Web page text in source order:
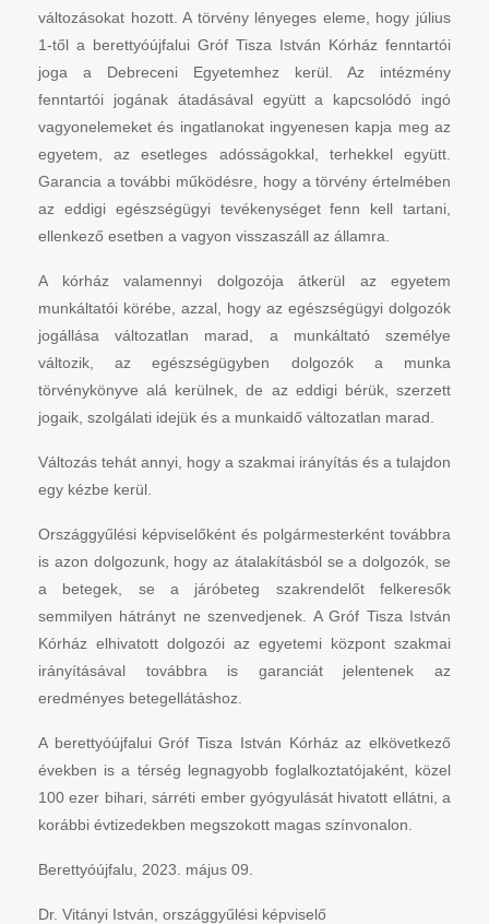
változásokat hozott. A törvény lényeges eleme, hogy július
1-től a berettyóújfalui Gróf Tisza István Kórház fenntartói
joga a Debreceni Egyetemhez kerül. Az intézmény
fenntartói jogának átadásával együtt a kapcsolódó ingó
vagyonelemeket és ingatlanokat ingyenesen kapja meg az
egyetem, az esetleges adósságokkal, terhekkel együtt.
Garancia a további működésre, hogy a törvény értelmében
az eddigi egészségügyi tevékenységet fenn kell tartani,
ellenkező esetben a vagyon visszaszáll az államra.
A kórház valamennyi dolgozója átkerül az egyetem
munkáltatói körébe, azzal, hogy az egészségügyi dolgozók
jogállása változatlan marad, a munkáltató személye
változik, az egészségügyben dolgozók a munka
törvénykönyve alá kerülnek, de az eddigi bérük, szerzett
jogaik, szolgálati idejük és a munkaidő változatlan marad.
Változás tehát annyi, hogy a szakmai irányítás és a tulajdon
egy kézbe kerül.
Országgyűlési képviselőként és polgármesterként továbbra
is azon dolgozunk, hogy az átalakításból se a dolgozók, se
a betegek, se a járóbeteg szakrendelőt felkeresők
semmilyen hátrányt ne szenvedjenek. A Gróf Tisza István
Kórház elhivatott dolgozói az egyetemi központ szakmai
irányításával továbbra is garanciát jelentenek az
eredményes betegellátáshoz.
A berettyóújfalui Gróf Tisza István Kórház az elkövetkező
években is a térség legnagyobb foglalkoztatójaként, közel
100 ezer bihari, sárréti ember gyógyulását hivatott ellátni, a
korábbi évtizedekben megszokott magas színvonalon.
Berettyóújfalu, 2023. május 09.
Dr. Vitányi István, országgyűlési képviselő